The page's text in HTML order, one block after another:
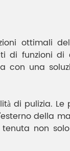
ottimali
funzioni di
con una
di pulizia.
della
non